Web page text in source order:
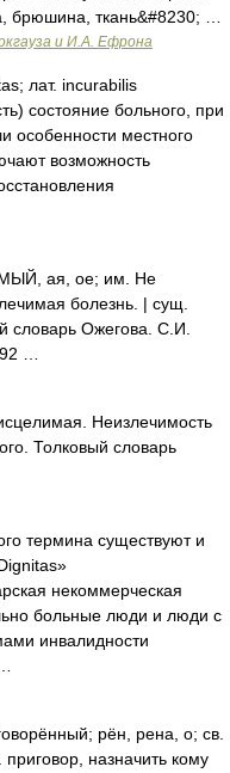
брюшина, ткань&#8230; …
и И.А. Ефрона
лат. incurabilis
состояние больного, при
особенности местного
возможность
ая, ое; им. Не
болезнь. | сущ.
словарь Ожегова. С.И.
…
Неизлечимость
Толковый словарь
термина существуют и
некоммерческая
больные люди и люди с
инвалидности
рён, рена, о; св.
назначить кому